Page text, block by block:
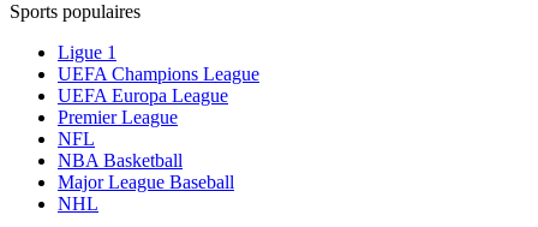
Sports populaires
Ligue 1
UEFA Champions League
UEFA Europa League
Premier League
NFL
NBA Basketball
Major League Baseball
NHL